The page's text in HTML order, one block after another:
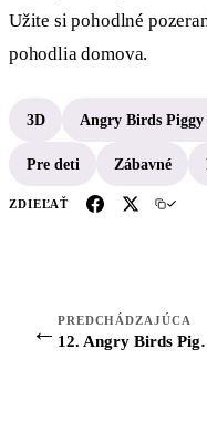
Užite si pohodlné
pohodlia domova.
3D Angry Birds Piggy
Pre deti Zábavné
ZDIEĽAŤ
← PREDCHÁDZAJÚCA
12. Angry